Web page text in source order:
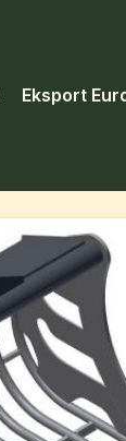
Eksport